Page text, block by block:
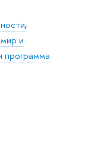
,
и
программа